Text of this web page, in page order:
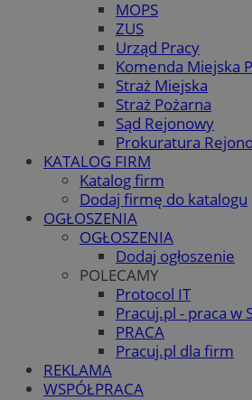
MOPS
ZUS
Urząd Pracy
Komenda Miejska
Straż Miejska
Straż Pożarna
Sąd Rejonowy
Prokuratura
KATALOG FIRM
Katalog firm
Dodaj firmę do katalogu
OGŁOSZENIA
OGŁOSZENIA
Dodaj ogłoszenie
POLECAMY
Protocol IT
Pracuj.pl - praca w
PRACA
Pracuj.pl dla firm
REKLAMA
WSPÓŁPRACA